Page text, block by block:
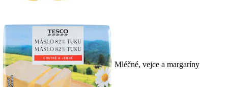
Mléčné, vejce a margaríny